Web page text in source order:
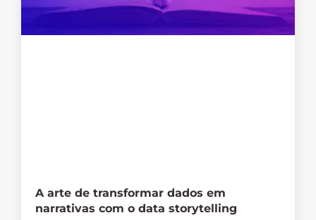
A arte de transformar dados em
narrativas com o data storytelling